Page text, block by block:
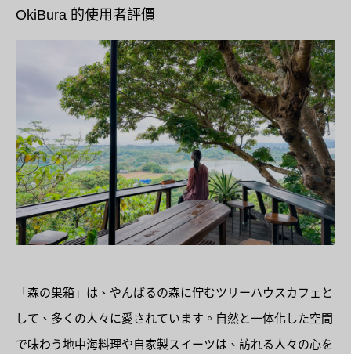
OkiBura 的使用者評價
「森の巣箱」は、やんばるの森に佇むツリーハウスカフェと
して、多くの人々に愛されています。自然と一体化した空間
で味わう地中海料理や自家製スイーツは、訪れる人々の心を